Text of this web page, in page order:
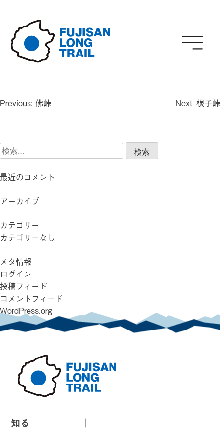
content
投
ゲ
シ
ン
Previous: 佛峠 Next: 根子峠
検
索:
最近のコメント
アーカイブ
カテゴリー
カテゴリーなし
メタ情報
ログイン
投稿フィード
コメントフィード
WordPress.org
知る